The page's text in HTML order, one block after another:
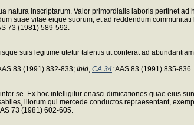
natura inscriptarum. Valor primordialis laboris pertinet
suae vitae eique suorum, et ad reddendum communitati
73 (1981) 589-592.
suis legitime utetur talentis ut conferat ad
83 (1991) 832-833; Ibid CA 34: AAS 83 (1991) 835-836.
se. Ex hoc intelligitur enasci dimicationes quae eius
illorum qui mercede conductos repraesentant,
73 (1981) 602-605.